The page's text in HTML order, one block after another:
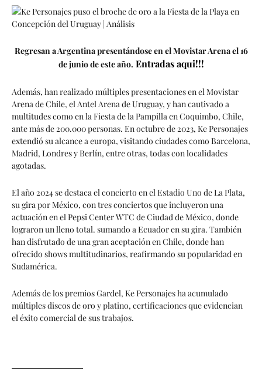
Regresan a Argentina presentándose en el Movistar Arena el 16
de junio de este año. Entradas aqui!!!
Además, han realizado múltiples presentaciones en el Movistar
Arena de Chile, el Antel Arena de Uruguay, y han cautivado a
multitudes como en la Fiesta de la Pampilla en Coquimbo, Chile,
ante más de 200.000 personas. En octubre de 2023, Ke Personajes
extendió su alcance a europa, visitando ciudades como Barcelona,
Madrid, Londres y Berlín, entre otras, todas con localidades
agotadas.
El año 2024 se destaca el concierto en el Estadio Uno de La Plata,
su gira por México, con tres conciertos que incluyeron una
actuación en el Pepsi Center WTC de Ciudad de México, donde
lograron un lleno total. sumando a Ecuador en su gira. También
han disfrutado de una gran aceptación en Chile, donde han
ofrecido shows multitudinarios, reafirmando su popularidad en
Sudamérica.
Además de los premios Gardel, Ke Personajes ha acumulado
múltiples discos de oro y platino, certificaciones que evidencian
el éxito comercial de sus trabajos.